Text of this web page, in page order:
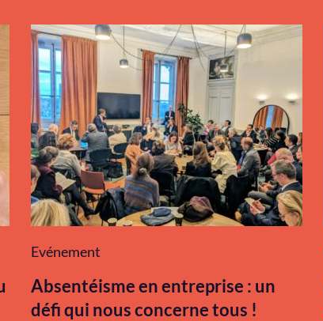
Evénement
Absentéisme en entreprise : un
défi qui nous concerne tous !